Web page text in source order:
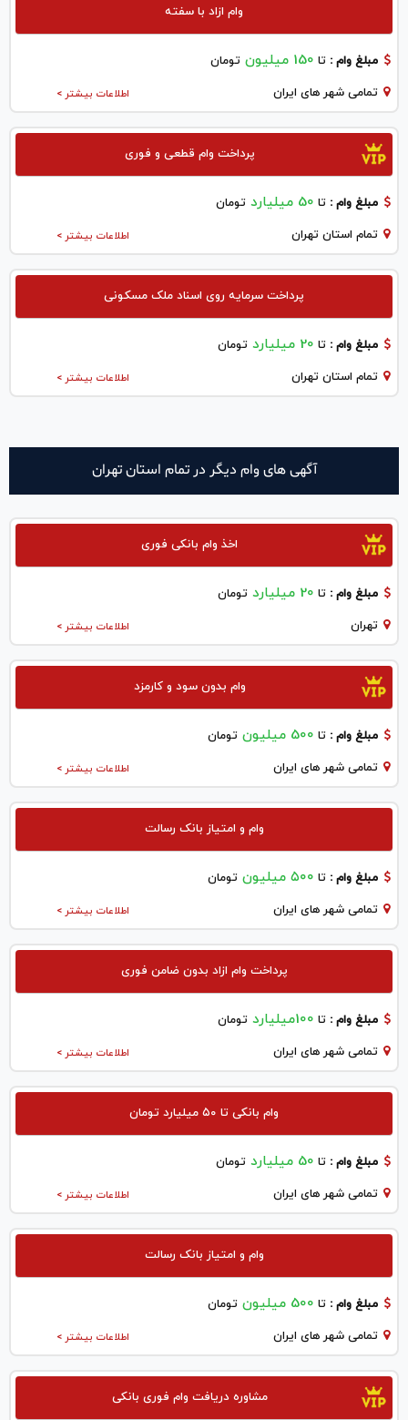
وام ازاد با سفته
مبلغ وام : تا 150 میلیون تومان
اطلاعات بیشتر > تمامی شهر های ایران
پرداخت وام قطعی و فوری
مبلغ وام : تا 50 میلیارد تومان
اطلاعات بیشتر > تمام استان تهران
پرداخت سرمایه روی اسناد ملک مسکونی
مبلغ وام : تا 20 میلیارد تومان
اطلاعات بیشتر > تمام استان تهران
آگهی های وام دیگر در تمام استان تهران
اخذ وام بانکی فوری
مبلغ وام : تا 20 میلیارد تومان
اطلاعات بیشتر > تهران
وام بدون سود و کارمزد
مبلغ وام : تا 500 میلیون تومان
اطلاعات بیشتر > تمامی شهر های ایران
وام و امتیاز بانک رسالت
مبلغ وام : تا ۵۰۰ میلیون تومان
اطلاعات بیشتر > تمامی شهر های ایران
پرداخت وام ازاد بدون ضامن فوری
مبلغ وام : تا 100میلیارد تومان
اطلاعات بیشتر > تمامی شهر های ایران
وام بانکی تا ۵۰ میلیارد تومان
مبلغ وام : تا 50 میلیارد تومان
اطلاعات بیشتر > تمامی شهر های ایران
وام و امتیاز بانک رسالت
مبلغ وام : تا 500 میلیون تومان
اطلاعات بیشتر > تمامی شهر های ایران
مشاوره دریافت وام فوری بانکی